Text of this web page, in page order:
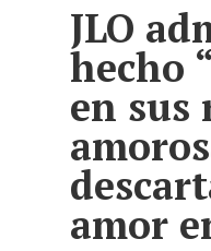
JLO
hecho
en sus
amor